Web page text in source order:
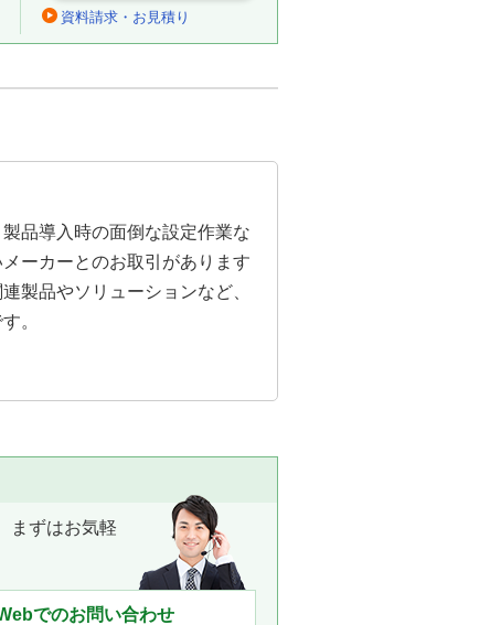
資料請求・お見積り
品導入時の面倒な設定作業な
ーカーとのお取引があります
製品やソリューションなど、
。
まずはお気軽
でのお問い合わせ